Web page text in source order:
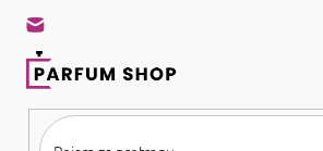
sadržaj